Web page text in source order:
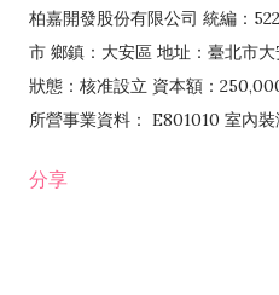
柏嘉開發股份有限公司 統編：
市 鄉鎮：大安區 地址：臺北市
狀態：核准設立 資本額：
所營事業資料： E801010 室內
發業 H703090 不動產買賣業
分享